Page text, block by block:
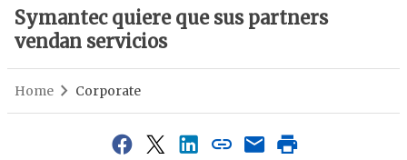
Symantec quiere que sus partners
vendan servicios
Home Corporate